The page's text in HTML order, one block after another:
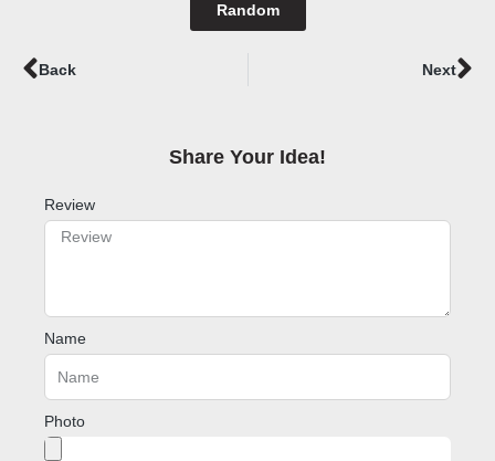
Random
Prev
Back Next
Share Your Idea!​
Review
Name
Photo